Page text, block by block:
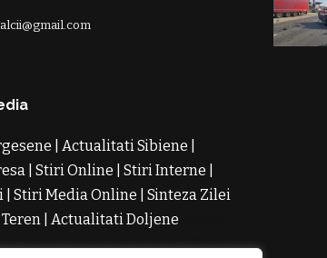
Actualitati Sibiene
Stiri Online Stiri Interne
Stiri Media Online
Sinteza Zilei
Actualitati Doljene
Rochii de BanchetRochii